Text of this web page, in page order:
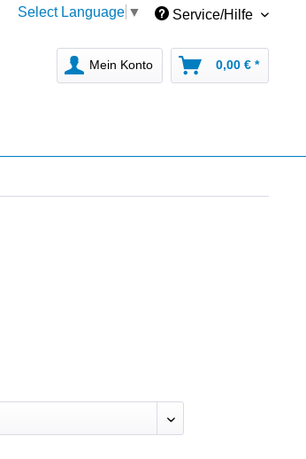
Select Language ▼ Service/Hilfe
Mein Konto 0,00 € *